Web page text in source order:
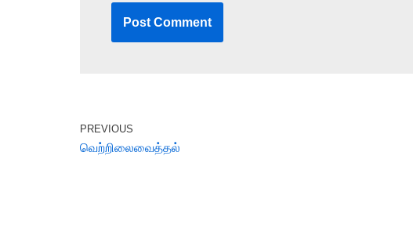
PREVIOUS
வெற்றிலைவைத்தல்